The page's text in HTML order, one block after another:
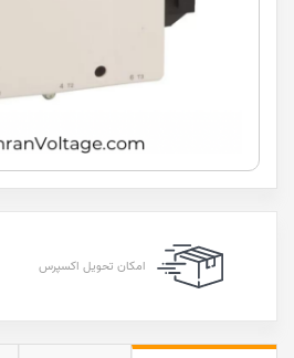
امکان تحویل اکسپرس